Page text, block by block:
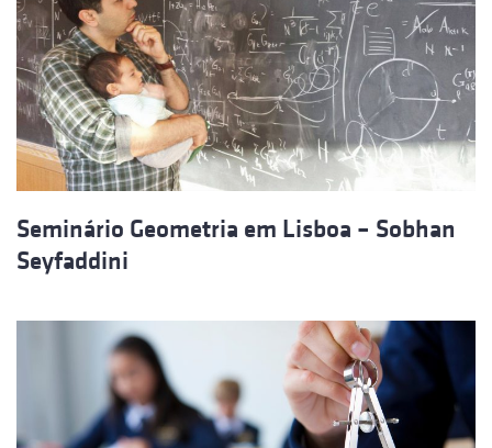
Seminário Geometria em Lisboa – Sobhan
Seyfaddini